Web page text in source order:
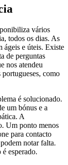
vários
todos os dias. As
ágeis e úteis. Existe
de perguntas
nos atendeu
como
é solucionado.
um bónus e a
A
Um ponto menos
para contacto
notar falta.
esperado.